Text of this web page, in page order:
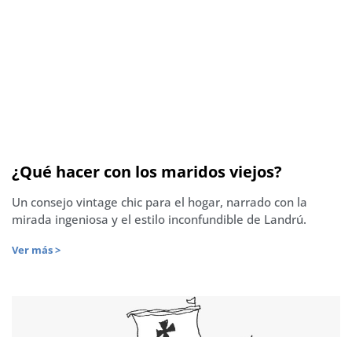
¿Qué hacer con los maridos viejos?
Un consejo vintage chic para el hogar, narrado con la
mirada ingeniosa y el estilo inconfundible de Landrú.
Ver más >